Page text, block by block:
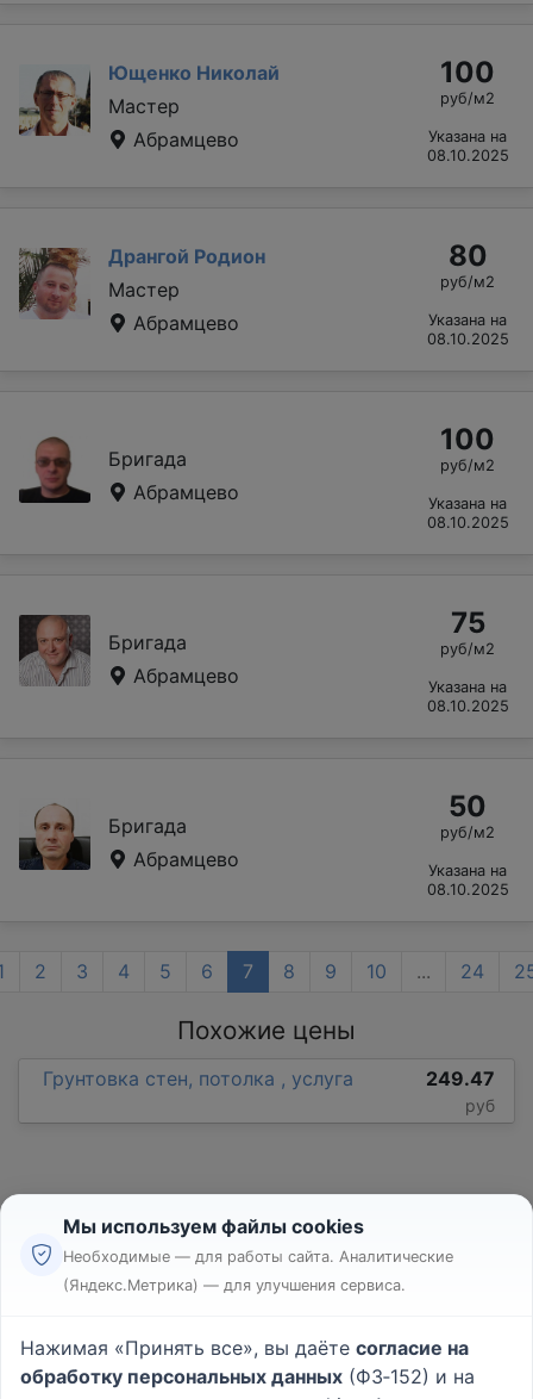
Ющенко Николай
Мастер
Абрамцево
100
руб/м2
Указана на
08.10.2025
Дрангой Родион
Мастер
Абрамцево
80
руб/м2
Указана на
08.10.2025
Бригада
Абрамцево
100
руб/м2
Указана на
08.10.2025
Бригада
Абрамцево
75
руб/м2
Указана на
08.10.2025
Бригада
Абрамцево
50
руб/м2
Указана на
08.10.2025
2 3 4 5 6 7 8 9 10 ... 24
Похожие цены
Грунтовка стен, потолка , услуга 249.47
руб
Реклама
Пользовательское соглашение
Политика конфиденциальности
Мы используем файлы cookies
Необходимые — для работы сайта. Аналитические
(Яндекс.Метрика) — для улучшения сервиса.
Нажимая «Принять все», вы даёте согласие на
обработку персональных данных (ФЗ‑152) и на